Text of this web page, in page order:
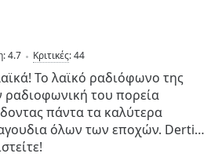
4.7 Κριτικές:44
Το λαϊκό ραδιόφωνο της
ραδιοφωνική του πορεία
πάντα τα καλύτερα
όλων των εποχών. Derti…